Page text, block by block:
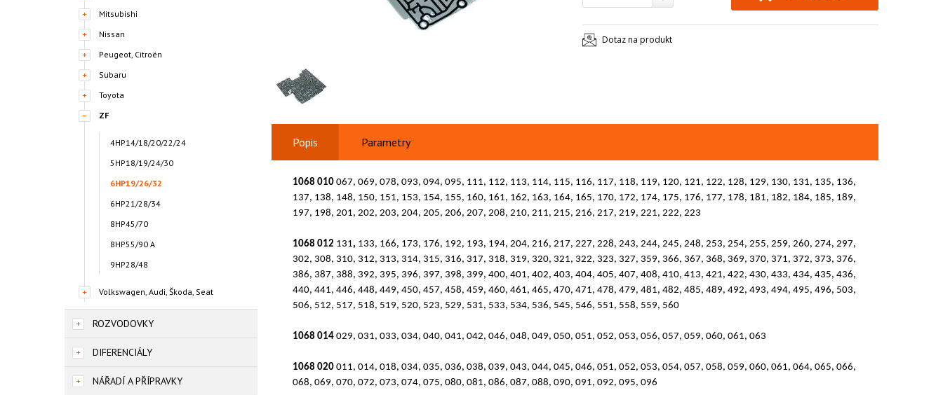
Mitsubishi
Nissan
Peugeot, Citroën
Subaru
Toyota
ZF
4HP14/18/20/22/24
5HP18/19/24/30
6HP19/26/32
6HP21/28/34
8HP45/70
8HP55/90 A
9HP28/48
Volkswagen, Audi, Škoda, Seat
ROZVODOVKY
DIFERENCIÁLY
NÁŘADÍ A PŘÍPRAVKY
Dotaz na produkt
Popis Parametry
1068 010 067, 069, 078, 093, 094, 095, 111, 112, 113, 114, 115, 116, 117, 118, 119, 120, 121, 122, 128, 129, 130, 131, 135, 136,
137, 138, 148, 150, 151, 153, 154, 155, 160, 161, 162, 163, 164, 165, 170, 172, 174, 175, 176, 177, 178, 181, 182, 184, 185, 189,
197, 198, 201, 202, 203, 204, 205, 206, 207, 208, 210, 211, 215, 216, 217, 219, 221, 222, 223
1068 012 131, 133, 166, 173, 176, 192, 193, 194, 204, 216, 217, 227, 228, 243, 244, 245, 248, 253, 254, 255, 259, 260, 274, 297,
302, 308, 310, 312, 313, 314, 315, 316, 317, 318, 319, 320, 321, 322, 323, 327, 359, 366, 367, 368, 369, 370, 371, 372, 373, 376,
386, 387, 388, 392, 395, 396, 397, 398, 399, 400, 401, 402, 403, 404, 405, 407, 408, 410, 413, 421, 422, 430, 433, 434, 435, 436,
440, 441, 446, 448, 449, 450, 457, 458, 459, 460, 461, 465, 470, 471, 478, 479, 481, 482, 485, 489, 492, 493, 494, 495, 496, 503,
506, 512, 517, 518, 519, 520, 523, 529, 531, 533, 534, 536, 545, 546, 551, 558, 559, 560
1068 014 029, 031, 033, 034, 040, 041, 042, 046, 048, 049, 050, 051, 052, 053, 056, 057, 059, 060, 061, 063
1068 020 011, 014, 018, 034, 035, 036, 038, 039, 043, 044, 045, 046, 051, 052, 053, 054, 057, 058, 059, 060, 061, 064, 065, 066,
068, 069, 070, 072, 073, 074, 075, 080, 081, 086, 087, 088, 090, 091, 092, 095, 096